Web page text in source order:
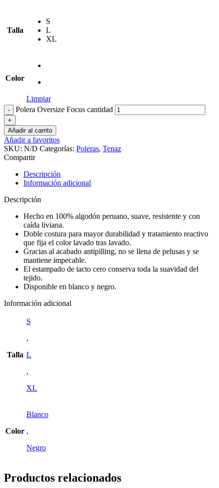
Talla
S
L
XL
Color
Limpiar
Polera Oversize Focus cantidad
Añadir al carrito
Añadir a favoritos
SKU: N/D Categorías: Poleras, Tenaz
Compartir
Descripción
Información adicional
Descripción
Hecho en 100% algodón peruano, suave, resistente y con
caída liviana.
Doble costura para mayor durabilidad y tratamiento reactivo
que fija el color lavado tras lavado.
Gracias al acabado antipilling, no se llena de pelusas y se
mantiene impecable.
El estampado de tacto cero conserva toda la suavidad del
tejido.
Disponible en blanco y negro.
Información adicional
Talla
S
,
L
,
XL
Color
Blanco
,
Negro
Productos relacionados